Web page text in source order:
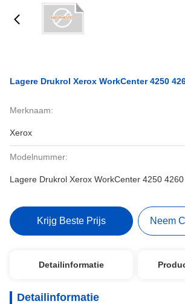
Lagere Drukrol Xerox WorkCenter 4250
Merknaam:
Xerox
Modelnummer:
Lagere Drukrol Xerox WorkCenter 4250 4260
Krijg Beste Prijs Neem
Detailinformatie
Detailinformatie